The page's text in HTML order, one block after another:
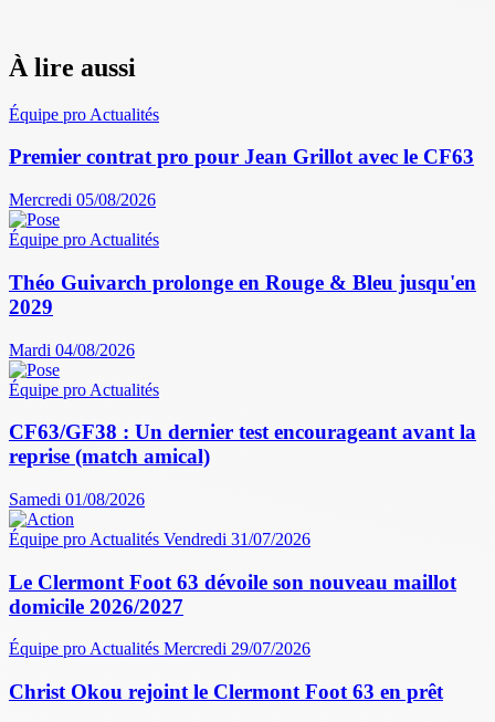
À lire aussi
Équipe pro Actualités
Premier contrat pro pour Jean Grillot avec le CF63
Mercredi 05/08/2026
Équipe pro Actualités
Théo Guivarch prolonge en Rouge & Bleu jusqu'en
2029
Mardi 04/08/2026
Équipe pro Actualités
CF63/GF38 : Un dernier test encourageant avant la
reprise (match amical)
Samedi 01/08/2026
Équipe pro Actualités Vendredi 31/07/2026
Le Clermont Foot 63 dévoile son nouveau maillot
domicile 2026/2027
Équipe proActualités Mercredi 29/07/2026
Christ Okou rejoint le Clermont Foot 63 en prêt